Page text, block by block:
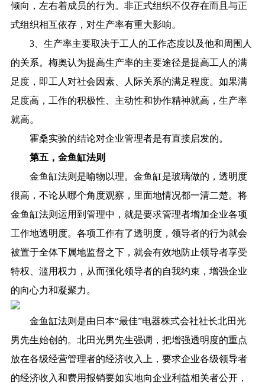
倾向，左右着成员的行为。非正式组织不仅存在而且与正
式组织相互依存，对生产率有重大影响。
3、生产率主要取决于工人的工作态度以及他和周围人
的关系。梅奥认为提高生产率的主要途径是提高工人的满
足度，即工人对社会因素、人际关系的满足程度。如果满
足度高，工作的积极性、主动性和协作精神就高，生产率
就高。
霍桑实验的结论对企业管理者是有直接启发的。
第五，金鱼缸法则
金鱼缸法则是喻物以理。金鱼缸是玻璃做的，透明度
很高，不论从哪个角度观察，里面地情况都一清二楚。将
金鱼缸法则运用到管理中，就是要求管理者增加企业各项
工作地透明度。各项工作有了透明度，领导者的行为就会
被置于全体下属地监督之下，就会有效地防止领导者享受
特权、滥用权力，从而强化领导者的自我约束，增强企业
的向心力和凝聚力。
金鱼缸法则是由日本“最佳”电器株式会社社长北田光
男先生始创的。北田光男先生强调，把增强透明度的重点
放在各级经营管理者的经济收入上，要求企业各级领导者
的经济收入和费用报销要如实地向企业利益相关者公开，